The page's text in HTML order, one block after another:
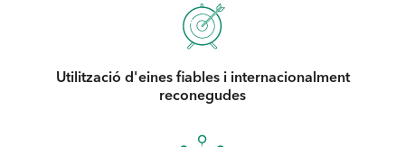
Utilització d'eines fiables i internacionalment
reconegudes